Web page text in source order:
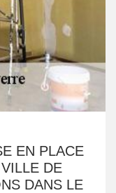
EN PLACE
DE
DANS LE